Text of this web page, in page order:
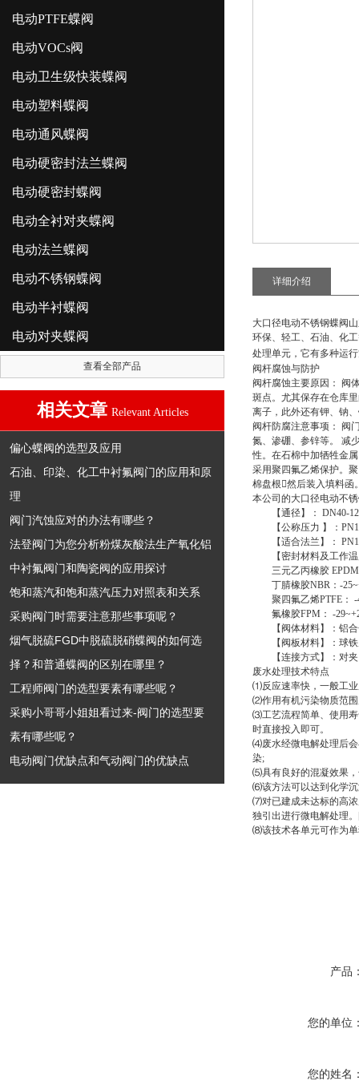
电动PTFE蝶阀
电动VOCs阀
电动卫生级快装蝶阀
电动塑料蝶阀
电动通风蝶阀
电动硬密封法兰蝶阀
电动硬密封蝶阀
电动全衬对夹蝶阀
电动法兰蝶阀
电动不锈钢蝶阀
电动半衬蝶阀
电动对夹蝶阀
查看全部产品
相关文章 Relevant Articles
偏心蝶阀的选型及应用
石油、印染、化工中衬氟阀门的应用和原
理
阀门汽蚀应对的办法有哪些？
法登阀门为您分析粉煤灰酸法生产氧化铝
中衬氟阀门和陶瓷阀的应用探讨
饱和蒸汽和饱和蒸汽压力对照表和关系
采购阀门时需要注意那些事项呢？
烟气脱硫FGD中脱硫脱硝蝶阀的如何选
择？和普通蝶阀的区别在哪里？
工程师阀门的选型要素有哪些呢？
采购小哥哥小姐姐看过来-阀门的选型要
素有哪些呢？
电动阀门优缺点和气动阀门的优缺点
详细介绍
大口径电动不锈钢蝶阀
环保、轻工、石油、化
处理单元，它有多种运
阀杆腐蚀与防护
阀杆腐蚀主要原因： 阀
斑点。尤其保存在仓库
离子，此外还有钾、钠
阀杆防腐注意事项： 阀
氮、渗硼、参锌等。 减
性。在石棉中加牺牲金
采用聚四氟乙烯保护。
棉盘根然后装入填料函
本公司的大口径电动不
【通径】： DN40-
【公称压力 】：
【适合法兰】：
【密封材料及工作温
三元乙丙橡胶 EPDM
丁腈橡胶NBR：-
聚四氟乙烯PTFE： -
氟橡胶FPM： -
【阀体材料】：铝合
【阀板材料】：球铁
【连接方式】：对夹
废水处理技术特点
⑴反应速率快，一般工
⑵作用有机污染物质范围
⑶工艺流程简单、使用寿
时直接投入即可。
⑷废水经微电解处理后会
染;
⑸具有良好的混凝效果，
⑹该方法可以达到化学
⑺对已建成未达标的高浓
独引出进行微电解处理
⑻该技术各单元可作为单
产品
您的单位
您的姓名